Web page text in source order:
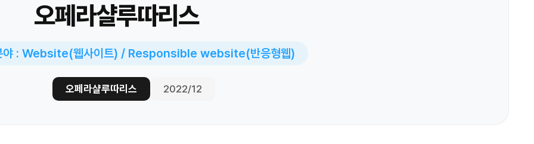
오페라샬루따리스
야 : Website(웹사이트) / Responsible website(반응형웹)
오페라샬루따리스 2022/12